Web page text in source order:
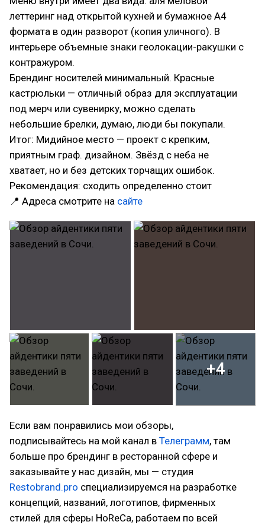
леттеринг над открытой кухней и бумажное А4
формата в один разворот (копия уличного). В
интерьере объемные знаки геолокации-ракушки с
контражуром.
Брендинг носителей минимальный. Красные
кастрюльки — отличный образ для эксплуатации
под мерч или сувенирку, можно сделать
небольшие брелки, думаю, люди бы покупали.
Итог: Мидийное место — проект с крепким,
приятным граф. дизайном. Звёзд с неба не
хватает, но и без детских торчащих ошибок.
Рекомендация: сходить определенно стоит
📍 Адреса смотрите на сайте
+4
Если вам понравились мои обзоры,
подписывайтесь на мой канал в Телеграмм, там
больше про брендинг в ресторанной сфере и
заказывайте у нас дизайн, мы — студия
Restobrand.pro специализируемся на разработке
концепций, названий, логотипов, фирменных
стилей для сферы HoReCa, работаем по всей